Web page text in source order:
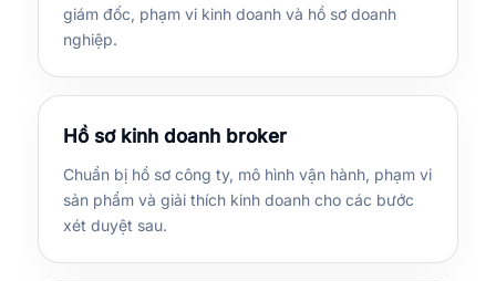
giám đốc, phạm vi kinh doanh và hồ sơ doanh
nghiệp.
Hồ sơ kinh doanh broker
Chuẩn bị hồ sơ công ty, mô hình vận hành, phạm vi
sản phẩm và giải thích kinh doanh cho các bước
xét duyệt sau.